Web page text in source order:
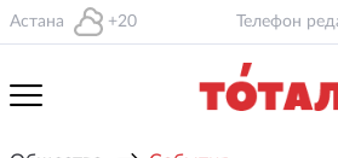
Астана +20 Телефон